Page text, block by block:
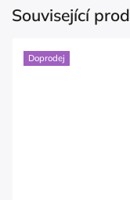
Související
Doprodej